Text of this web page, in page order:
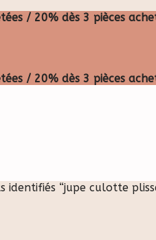
/ 20% dès 3 pièces
/ 20% dès 3 pièces
identifiés “jupe culotte